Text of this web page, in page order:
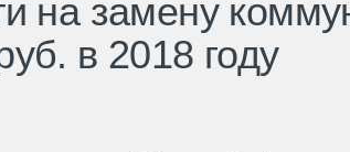
на замену
в 2018 году